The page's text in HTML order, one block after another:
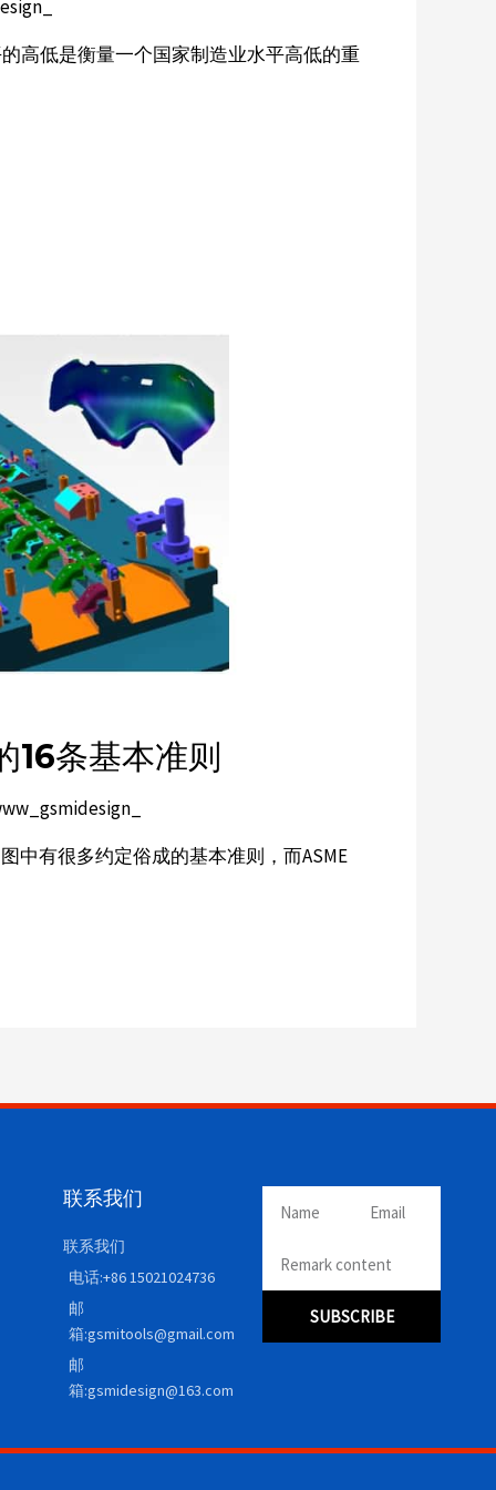
高低是衡量一个国家制造业水平高低的重
16条基本准则
中有很多约定俗成的基本准则，而ASME
联系我们
联系我们
电话:+86 15021024736
邮
箱:gsmitools@gmail.com
邮
箱:gsmidesign@163.com
SUBSCRIBE